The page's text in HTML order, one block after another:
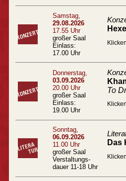
Samstag,
29.08.2026
17.55 Uhr
großer Saal
Einlass:
17.00 Uhr
Donnerstag,
03.09.2026
20.00 Uhr
großer Saal
Einlass:
19.00 Uhr
To
Sonntag,
06.09.2026
11.00 Uhr
großer Saal
Verstaltungs-
dauer 11-18 Uhr
Das